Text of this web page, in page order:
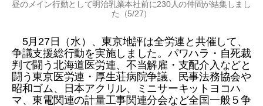
昼のメイン行動として明治乳業本社前に230人の仲間が結集しまし
た（5/27）
5月27日（水）、東京地評は全労連と共催して、
争議支援総行動を実施しました。パワハラ・自死裁
判で闘う北海道医労連、不当解雇・支配介入などと
闘う東京医労連・厚生荘病院争議、民事法務協会や
昭和ゴム、日本アクリル、ミニサーキットヨコハ
マ、東電関連の計量工事関連分会など全国一般５争